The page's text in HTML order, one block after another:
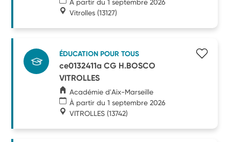
À partir du 1 septembre 2026
Vitrolles (13127)
ÉDUCATION POUR TOUS
ce0132411a CG H.BOSCO
VITROLLES
Académie d'Aix-Marseille
À partir du 1 septembre 2026
VITROLLES (13742)